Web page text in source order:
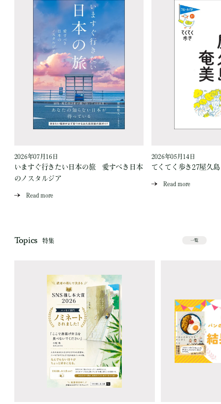
2026年07月16日
いますぐ行きたい日本の旅 愛すべき日本
のノスタルジア
Read more
2026年05月14日
てくてく歩き27屋久
Read more
Topics 特集 一覧